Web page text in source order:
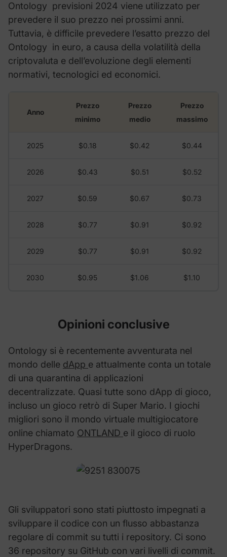
Ontology previsioni 2024 viene utilizzato per
prevedere il suo prezzo nei prossimi anni.
Tuttavia, è difficile prevedere l’esatto prezzo del
Ontology in euro, a causa della volatilità della
criptovaluta e dell’evoluzione degli elementi
normativi, tecnologici ed economici.
Anno
Prezzo
minimo
Prezzo
medio
Prezzo
massimo
2025 $0.18 $0.42 $0.44
2026 $0.43 $0.51 $0.52
2027 $0.59 $0.67 $0.73
2028 $0.77 $0.91 $0.92
2029 $0.77 $0.91 $0.92
2030 $0.95 $1.06 $1.10
Opinioni conclusive
Ontology si è recentemente avventurata nel
mondo delle dApp e attualmente conta un totale
di una quarantina di applicazioni
decentralizzate. Quasi tutte sono dApp di gioco,
incluso un gioco retrò di Super Mario. I giochi
migliori sono il mondo virtuale multigiocatore
online chiamato ONTLAND e il gioco di ruolo
HyperDragons.
Gli sviluppatori sono stati piuttosto impegnati a
sviluppare il codice con un flusso abbastanza
regolare di commit su tutti i repository. Ci sono
36 repository su GitHub con vari livelli di commit.